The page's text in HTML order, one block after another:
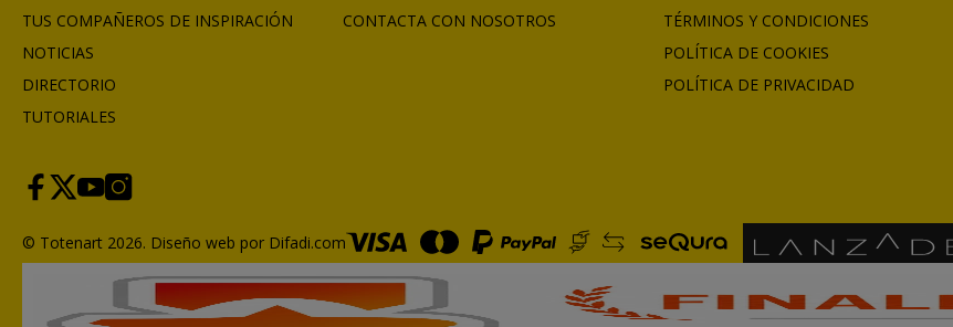
TUS COMPAÑEROS DE INSPIRACIÓN
NOTICIAS
DIRECTORIO
TUTORIALES
CONTACTA CON NOSOTROS
TÉRMINOS Y CONDICIONES
POLÍTICA DE COOKIES
POLÍTICA DE PRIVACIDAD
© Totenart 2026. Diseño web por Difadi.com